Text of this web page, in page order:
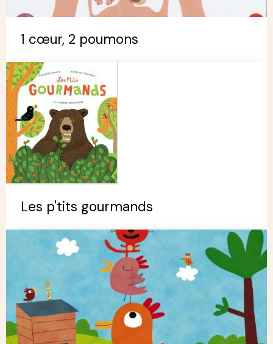
1 cœur, 2 poumons
Les p'tits gourmands